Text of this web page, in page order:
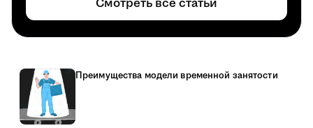
Смотреть все статьи
Преимущества модели временной занятости